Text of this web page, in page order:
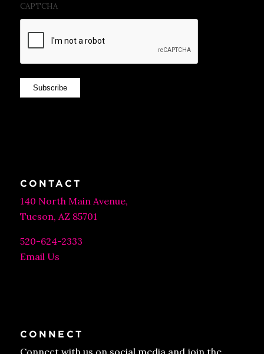
CAPTCHA
Subscribe
CONTACT
140 North Main Avenue,
Tucson, AZ 85701
520-624-2333
Email Us
CONNECT
Connect with us on social media and join the